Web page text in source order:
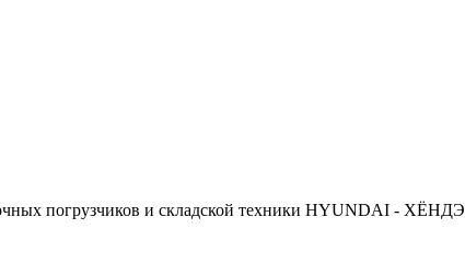
погрузчиков и складской техники HYUNDAI - ХЁНДЭ